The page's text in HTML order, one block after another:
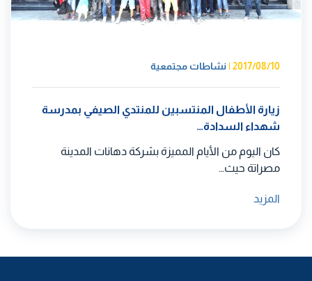
2017/08/10
| نشاطات مجتمعية
زيارة الأطفال المنتسبين للمنتدي الصيفي بمدرسة
شهداء السدادة…
كان اليوم من الأيام المميزة بشركة دهانات المدينة
مصراتة حيث…
المزيد